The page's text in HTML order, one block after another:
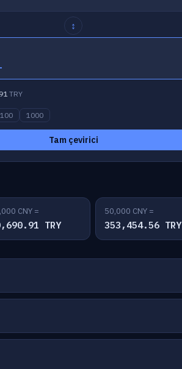
↕
TRY
100 1000
Tam çevirici
CNY =
TRY
50,000 CNY =
353,454.56 TRY